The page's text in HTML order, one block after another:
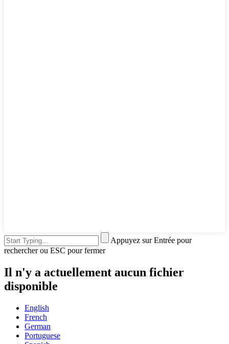
Appuyez sur Entrée pour
rechercher ou ESC pour fermer
Il n'y a actuellement aucun fichier
disponible
English
French
German
Portuguese